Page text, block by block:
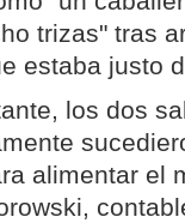
trizas" tras
estaba justo
los dos
alimentar el